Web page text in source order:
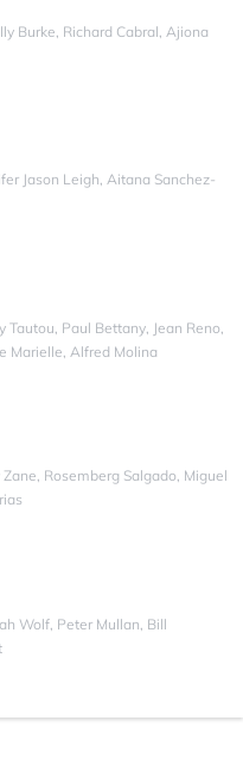
Burke, Richard Cabral, Ajiona
Jason Leigh, Aitana Sanchez-
Tautou, Paul Bettany, Jean Reno,
Marielle, Alfred Molina
Rosemberg Salgado, Miguel
Wolf, Peter Mullan, Bill